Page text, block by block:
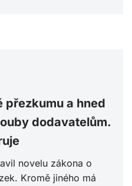
přezkumu a hned
dodavatelům.
novelu zákona o
Kromě jiného má